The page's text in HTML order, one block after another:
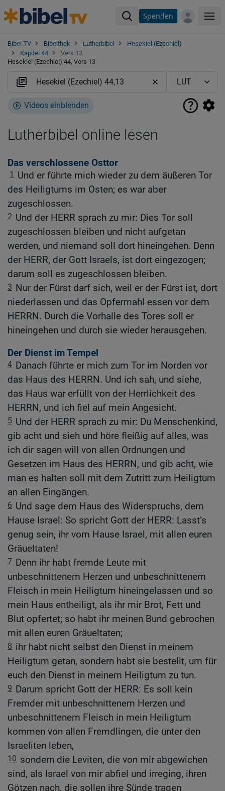
Spenden
Bibel TV Bibelthek Lutherbibel
Hesekiel (Ezechiel)
Kapitel 44
Vers 13
Hesekiel (Ezechiel) 44, Vers 13
Videos einblenden
Lutherbibel online lesen
Das verschlossene Osttor
1
Und er führte mich wieder zu dem äußeren Tor
des Heiligtums im Osten; es war aber
zugeschlossen.
2 Und der HERR sprach zu mir: Dies Tor soll
zugeschlossen bleiben und nicht aufgetan
werden, und niemand soll dort hineingehen. Denn
der HERR, der Gott Israels, ist dort eingezogen;
darum soll es zugeschlossen bleiben.
3 Nur der Fürst darf sich, weil er der Fürst ist, dort
niederlassen und das Opfermahl essen vor dem
HERRN. Durch die Vorhalle des Tores soll er
hineingehen und durch sie wieder herausgehen.
Der Dienst im Tempel
4 Danach führte er mich zum Tor im Norden vor
das Haus des HERRN. Und ich sah, und siehe,
das Haus war erfüllt von der Herrlichkeit des
HERRN, und ich fiel auf mein Angesicht.
5 Und der HERR sprach zu mir: Du Menschenkind,
gib acht und sieh und höre fleißig auf alles, was
ich dir sagen will von allen Ordnungen und
Gesetzen im Haus des HERRN, und gib acht, wie
man es halten soll mit dem Zutritt zum Heiligtum
an allen Eingängen.
6 Und sage dem Haus des Widerspruchs, dem
Hause Israel: So spricht Gott der HERR: Lasst’s
genug sein, ihr vom Hause Israel, mit allen euren
Gräueltaten!
7 Denn ihr habt fremde Leute mit
unbeschnittenem Herzen und unbeschnittenem
Fleisch in mein Heiligtum hineingelassen und so
mein Haus entheiligt, als ihr mir Brot, Fett und
Blut opfertet; so habt ihr meinen Bund gebrochen
mit allen euren Gräueltaten;
8 ihr habt nicht selbst den Dienst in meinem
Heiligtum getan, sondern habt sie bestellt, um für
euch den Dienst in meinem Heiligtum zu tun.
9 Darum spricht Gott der HERR: Es soll kein
Fremder mit unbeschnittenem Herzen und
unbeschnittenem Fleisch in mein Heiligtum
kommen von allen Fremdlingen, die unter den
Israeliten leben,
10 sondern die Leviten, die von mir abgewichen
sind, als Israel von mir abfiel und irreging, ihren
Götzen nach, die sollen ihre Sünde tragen